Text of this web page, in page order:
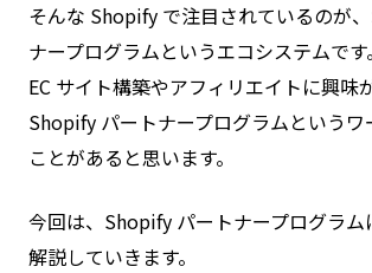
そんな Shopify で注目されているのが
ナープログラムというエコシステムで
EC サイト構築やアフィリエイトに興味
Shopify パートナープログラムというワ
ことがあると思います。
今回は、Shopify パートナープログラム
解説していきます。